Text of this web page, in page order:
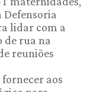
lidar com a
de rua na
reuniões
aos